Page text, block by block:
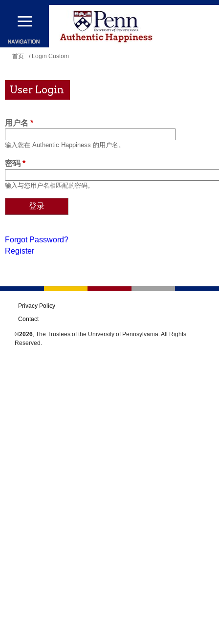
跳
到
主
容
你
这
里
首页 / Login Custom
User Login
用户名 *
输入您在 Authentic Happiness 的用户名。
密码 *
输入与您用户名相匹配的密码。
Forgot Password?
Register
Privacy Policy
Contact
©2026, The Trustees of the University of Pennsylvania. All Rights
Reserved.